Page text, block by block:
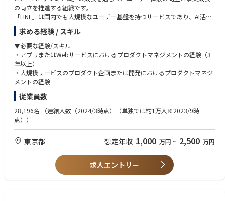
https://guide.line.me/ja/signup-and-migration/line-age-verification.html
の両立を推進する組織です。
「LINE」は国内でも大規模なユーザー基盤を持つサービスであり、AI活用
やID連携の進化を通じて、より便利で自然な体験を推進しています。
また、「LYPプレミアム」は、ユーザーに継続的な価値を届けながら、今
後の成長を支える重要なサービスの一つです。
本ポジションでは、定量・定性の両面からユーザー課題や事業課題を捉
え、プロダクト戦略の立案から企画推進、リリース後のグロースまで一貫
して担っていただきます。
価値の創出と事業インパクトの最大化をリードできる点が、この仕事の大
きな魅力です。
■組織のミッション・展望
・「LYPプレミアム」の成長戦略の立案と推進
・「LINE」のAI・ID連携領域の価値向上
・収益成長につながる新たな価値創出の実現
・ユーザー満足度とビジネスインパクトの両立
求める経験 / スキル
▼必要な経験/スキル
・アプリまたはWebサービスにおけるプロダクトマネジメントの経験（3
年以上）
・大規模サービスのプロダクト企画または開発におけるプロダクトマネジ
メントの経験
・KPIマネジメントの経験
・ビジネス指標に関する数値分析の経験（2年以上）
・自ら課題を設定し、解決を通じて事業インパクトを創出した経験
・事業責任者または事業オーナーの経験
・プロダクト責任者またはプロダクトオーナーの経験
・異なる言語や文化圏のメンバーとの協業経験（2年以上）
・ピープルマネジメントの経験（2年以上）
従業員数
28,196名
（連結人数（2024/3時点）（単独では約1万人※2023/9時
点））
東京都 想定年収 1,000 万円 ~ 2,500 万円
求人エントリー